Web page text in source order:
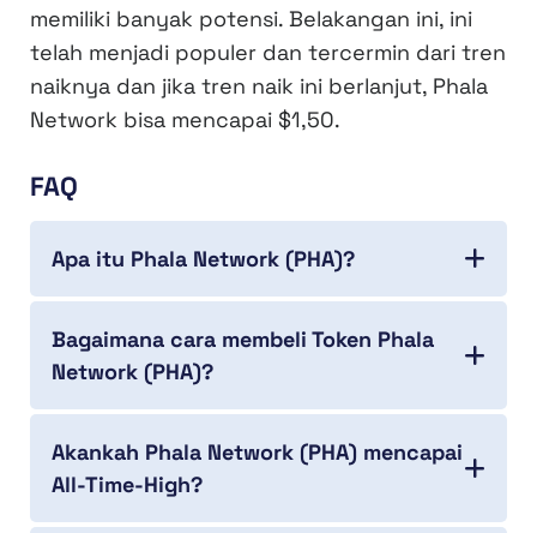
memiliki banyak potensi. Belakangan ini, ini
telah menjadi populer dan tercermin dari tren
naiknya dan jika tren naik ini berlanjut, Phala
Network bisa mencapai $1,50.
FAQ
Apa itu Phala Network (PHA)?
Bagaimana cara membeli Token Phala
Network (PHA)?
Akankah Phala Network (PHA) mencapai
All-Time-High?